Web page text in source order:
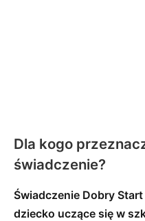
Dla kogo
świadczenie?
Świadczenie Dobry
dziecko uczące się w